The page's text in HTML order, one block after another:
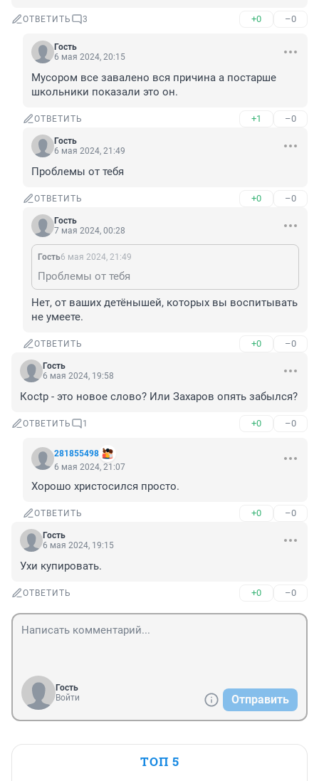
ОТВЕТИТЬ 3 +0 –0
Гость
6 мая 2024, 20:15
Мусором все завалено вся причина а постарше
школьники показали это он.
ОТВЕТИТЬ +1 –0
Гость
6 мая 2024, 21:49
Проблемы от тебя
ОТВЕТИТЬ +0 –0
Гость
7 мая 2024, 00:28
Гость6 мая 2024, 21:49
Проблемы от тебя
Нет, от ваших детёнышей, которых вы воспитывать
не умеете.
ОТВЕТИТЬ +0 –0
Гость
6 мая 2024, 19:58
Косtр - это новое слово? Или Захаров опять забылся?
ОТВЕТИТЬ 1 +0 –0
281855498
6 мая 2024, 21:07
Хорошо христосился просто.
ОТВЕТИТЬ +0 –0
Гость
6 мая 2024, 19:15
Ухи купировать.
ОТВЕТИТЬ +0 –0
Гость
Войти
Отправить
ТОП 5